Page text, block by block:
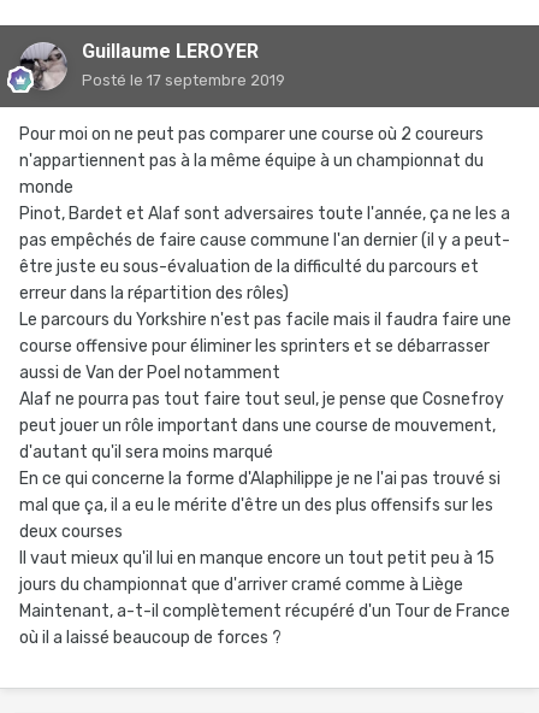
Guillaume LEROYER
Posté le 17 septembre 2019
Pour moi on ne peut pas comparer une course où 2 coureurs
n'appartiennent pas à la même équipe à un championnat du
monde
Pinot, Bardet et Alaf sont adversaires toute l'année, ça ne les a
pas empêchés de faire cause commune l'an dernier (il y a peut-
être juste eu sous-évaluation de la difficulté du parcours et
erreur dans la répartition des rôles)
Le parcours du Yorkshire n'est pas facile mais il faudra faire une
course offensive pour éliminer les sprinters et se débarrasser
aussi de Van der Poel notamment
Alaf ne pourra pas tout faire tout seul, je pense que Cosnefroy
peut jouer un rôle important dans une course de mouvement,
d'autant qu'il sera moins marqué
En ce qui concerne la forme d'Alaphilippe je ne l'ai pas trouvé si
mal que ça, il a eu le mérite d'être un des plus offensifs sur les
deux courses
Il vaut mieux qu'il lui en manque encore un tout petit peu à 15
jours du championnat que d'arriver cramé comme à Liège
Maintenant, a-t-il complètement récupéré d'un Tour de France
où il a laissé beaucoup de forces ?